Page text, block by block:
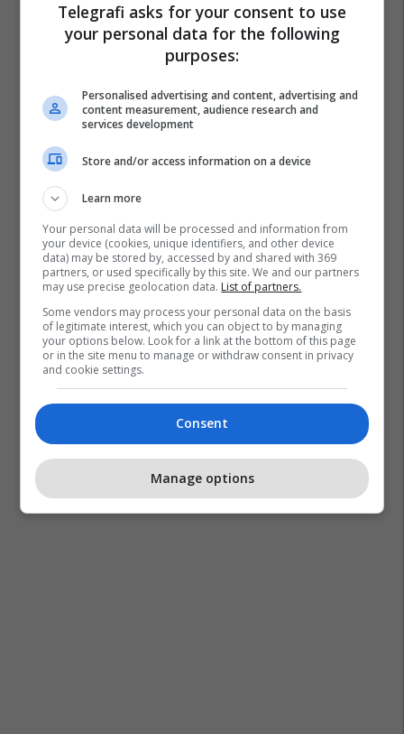
Telegrafi asks for your consent to use
your personal data for the following
purposes:
Personalised advertising and content, advertising and
content measurement, audience research and
services development
Store and/or access information on a device
Learn more
Your personal data will be processed and information from
your device (cookies, unique identifiers, and other device
data) may be stored by, accessed by and shared with 369
partners, or used specifically by this site. We and our partners
may use precise geolocation data. List of partners.
Some vendors may process your personal data on the basis
of legitimate interest, which you can object to by managing
your options below. Look for a link at the bottom of this page
or in the site menu to manage or withdraw consent in privacy
and cookie settings.
Consent
Manage options